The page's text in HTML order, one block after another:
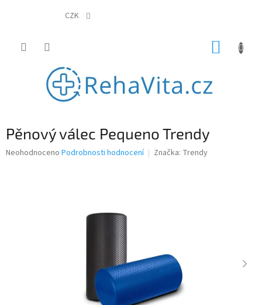
CZK
Pěnový válec Pequeno Trendy
Průměrné
Neohodnoceno Podrobnosti hodnocení Značka: Trendy